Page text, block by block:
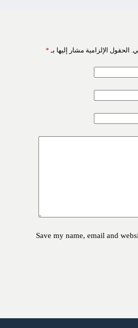
الحقول الإلزامية مشار إليها بـ *
Save my name, email and